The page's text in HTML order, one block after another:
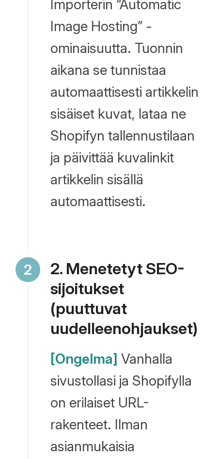
Importerin “Automatic
Image Hosting” -
ominaisuutta. Tuonnin
aikana se tunnistaa
automaattisesti artikkelin
sisäiset kuvat, lataa ne
Shopifyn tallennustilaan
ja päivittää kuvalinkit
artikkelin sisällä
automaattisesti.
2. Menetetyt SEO-
sijoitukset
(puuttuvat
uudelleenohjaukset)
[Ongelma] Vanhalla
sivustollasi ja Shopifylla
on erilaiset URL-
rakenteet. Ilman
asianmukaisia